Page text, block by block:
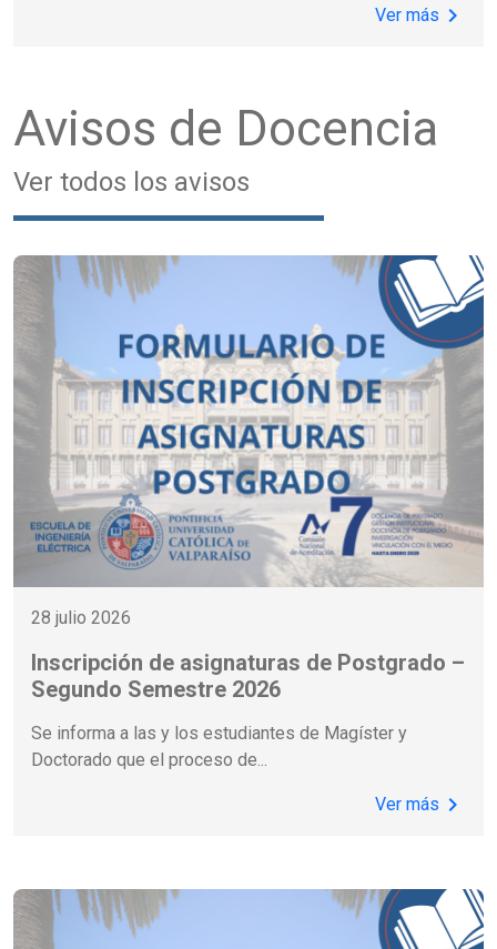
Ver más chevron_right
Avisos de Docencia
Ver todos los avisos
28 julio 2026
Inscripción de asignaturas de Postgrado –
Segundo Semestre 2026
Se informa a las y los estudiantes de Magíster y
Doctorado que el proceso de...
Ver más chevron_right